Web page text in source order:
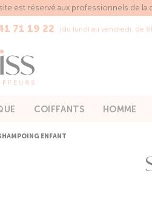
est réservé aux professionnels de
71 19 22 (du lundi au vendredi, de
COIFFANTS HOMME
ENFANT